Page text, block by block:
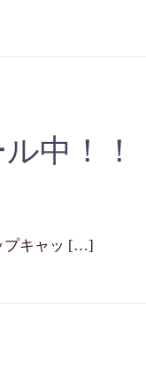
中！！
プキャッ […]